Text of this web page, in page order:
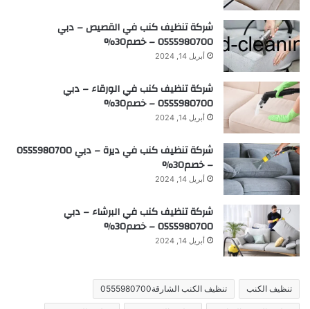
شركة تنظيف كنب في القصيص – دبي
0555980700 – خصم30%
أبريل 14, 2024
شركة تنظيف كنب في الورقاء – دبي
0555980700 – خصم30%
أبريل 14, 2024
شركة تنظيف كنب في ديرة – دبي 0555980700
– خصم30%
أبريل 14, 2024
شركة تنظيف كنب في البرشاء – دبي
0555980700 – خصم30%
أبريل 14, 2024
تنظيف الكنب تنظيف الكنب الشارقة0555980700